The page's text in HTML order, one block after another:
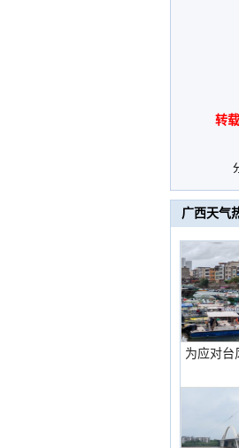
转
广西天气
为应对台